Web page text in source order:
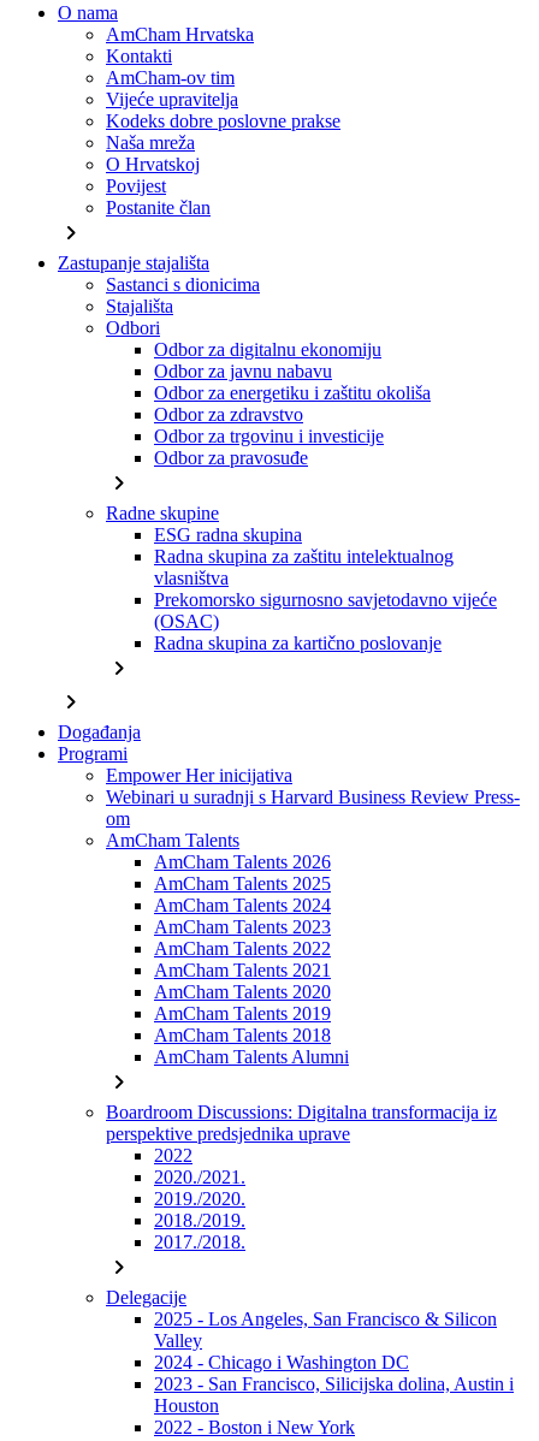
O nama
AmCham Hrvatska
Kontakti
AmCham-ov tim
Vijeće upravitelja
Kodeks dobre poslovne prakse
Naša mreža
O Hrvatskoj
Povijest
Postanite član
chevron_right
Zastupanje stajališta
Sastanci s dionicima
Stajališta
Odbori
Odbor za digitalnu ekonomiju
Odbor za javnu nabavu
Odbor za energetiku i zaštitu okoliša
Odbor za zdravstvo
Odbor za trgovinu i investicije
Odbor za pravosuđe
chevron_right
Radne skupine
ESG radna skupina
Radna skupina za zaštitu intelektualnog
vlasništva
Prekomorsko sigurnosno savjetodavno vijeće
(OSAC)
Radna skupina za kartično poslovanje
chevron_right
chevron_right
Događanja
Programi
Empower Her inicijativa
Webinari u suradnji s Harvard Business Review Press-
om
AmCham Talents
AmCham Talents 2026
AmCham Talents 2025
AmCham Talents 2024
AmCham Talents 2023
AmCham Talents 2022
AmCham Talents 2021
AmCham Talents 2020
AmCham Talents 2019
AmCham Talents 2018
AmCham Talents Alumni
chevron_right
Boardroom Discussions: Digitalna transformacija iz
perspektive predsjednika uprave
2022
2020./2021.
2019./2020.
2018./2019.
2017./2018.
chevron_right
Delegacije
2025 - Los Angeles, San Francisco & Silicon
Valley
2024 - Chicago i Washington DC
2023 - San Francisco, Silicijska dolina, Austin i
Houston
2022 - Boston i New York